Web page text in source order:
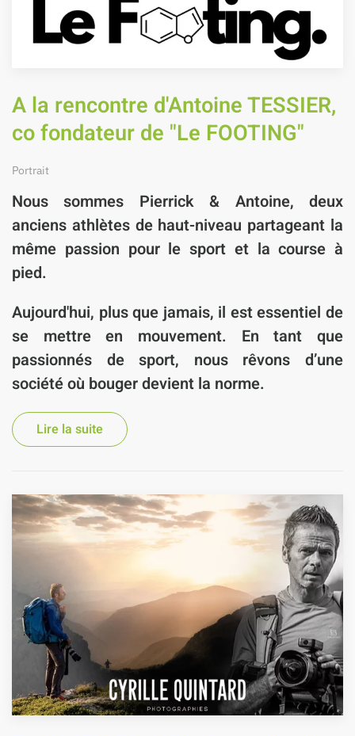
A la rencontre d'Antoine TESSIER,
co fondateur de "Le FOOTING"
Portrait
Nous sommes Pierrick & Antoine, deux
anciens athlètes de haut-niveau partageant la
même passion pour le sport et la course à
pied.
Aujourd'hui, plus que jamais, il est essentiel de
se mettre en mouvement. En tant que
passionnés de sport, nous rêvons d’une
société où bouger devient la norme.
Lire la suite